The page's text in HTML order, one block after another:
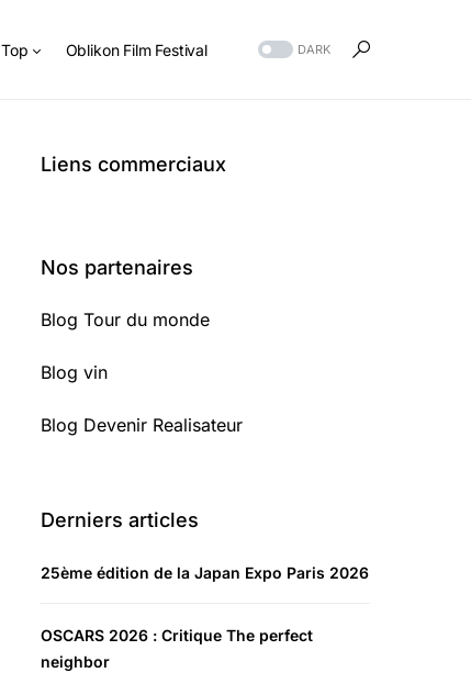
Top Oblikon Film Festival DARK
Liens commerciaux
Nos partenaires
Blog Tour du monde
Blog vin
Blog Devenir Realisateur
Derniers articles
25ème édition de la Japan Expo Paris 2026
OSCARS 2026 : Critique The perfect
neighbor